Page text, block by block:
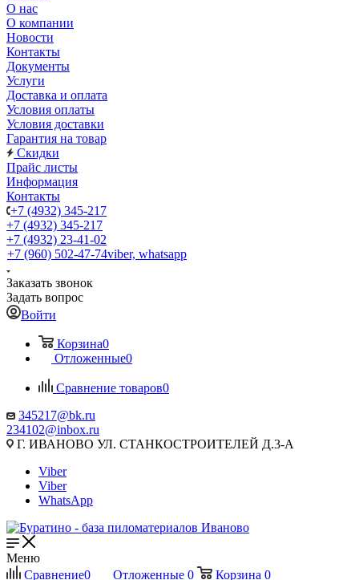
О нас
О компании
Новости
Контакты
Документы
Услуги
Доставка и оплата
Условия оплаты
Условия доставки
Гарантия на товар
Скидки
Прайс листы
Информация
Контакты
+7 (4932) 345-217
+7 (4932) 345-217
+7 (4932) 23-41-02
+7 (960) 502-47-74viber, whatsapp
Заказать звонок
Задать вопрос
Войти
Корзина0
Отложенные0
Сравнение товаров0
345217@bk.ru
234102@inbox.ru
Г. ИВАНОВО УЛ. СТАНКОСТРОИТЕЛЕЙ Д.3-А
Viber
Viber
WhatsApp
Меню
Сравнение0 Отложенные 0 Корзина 0